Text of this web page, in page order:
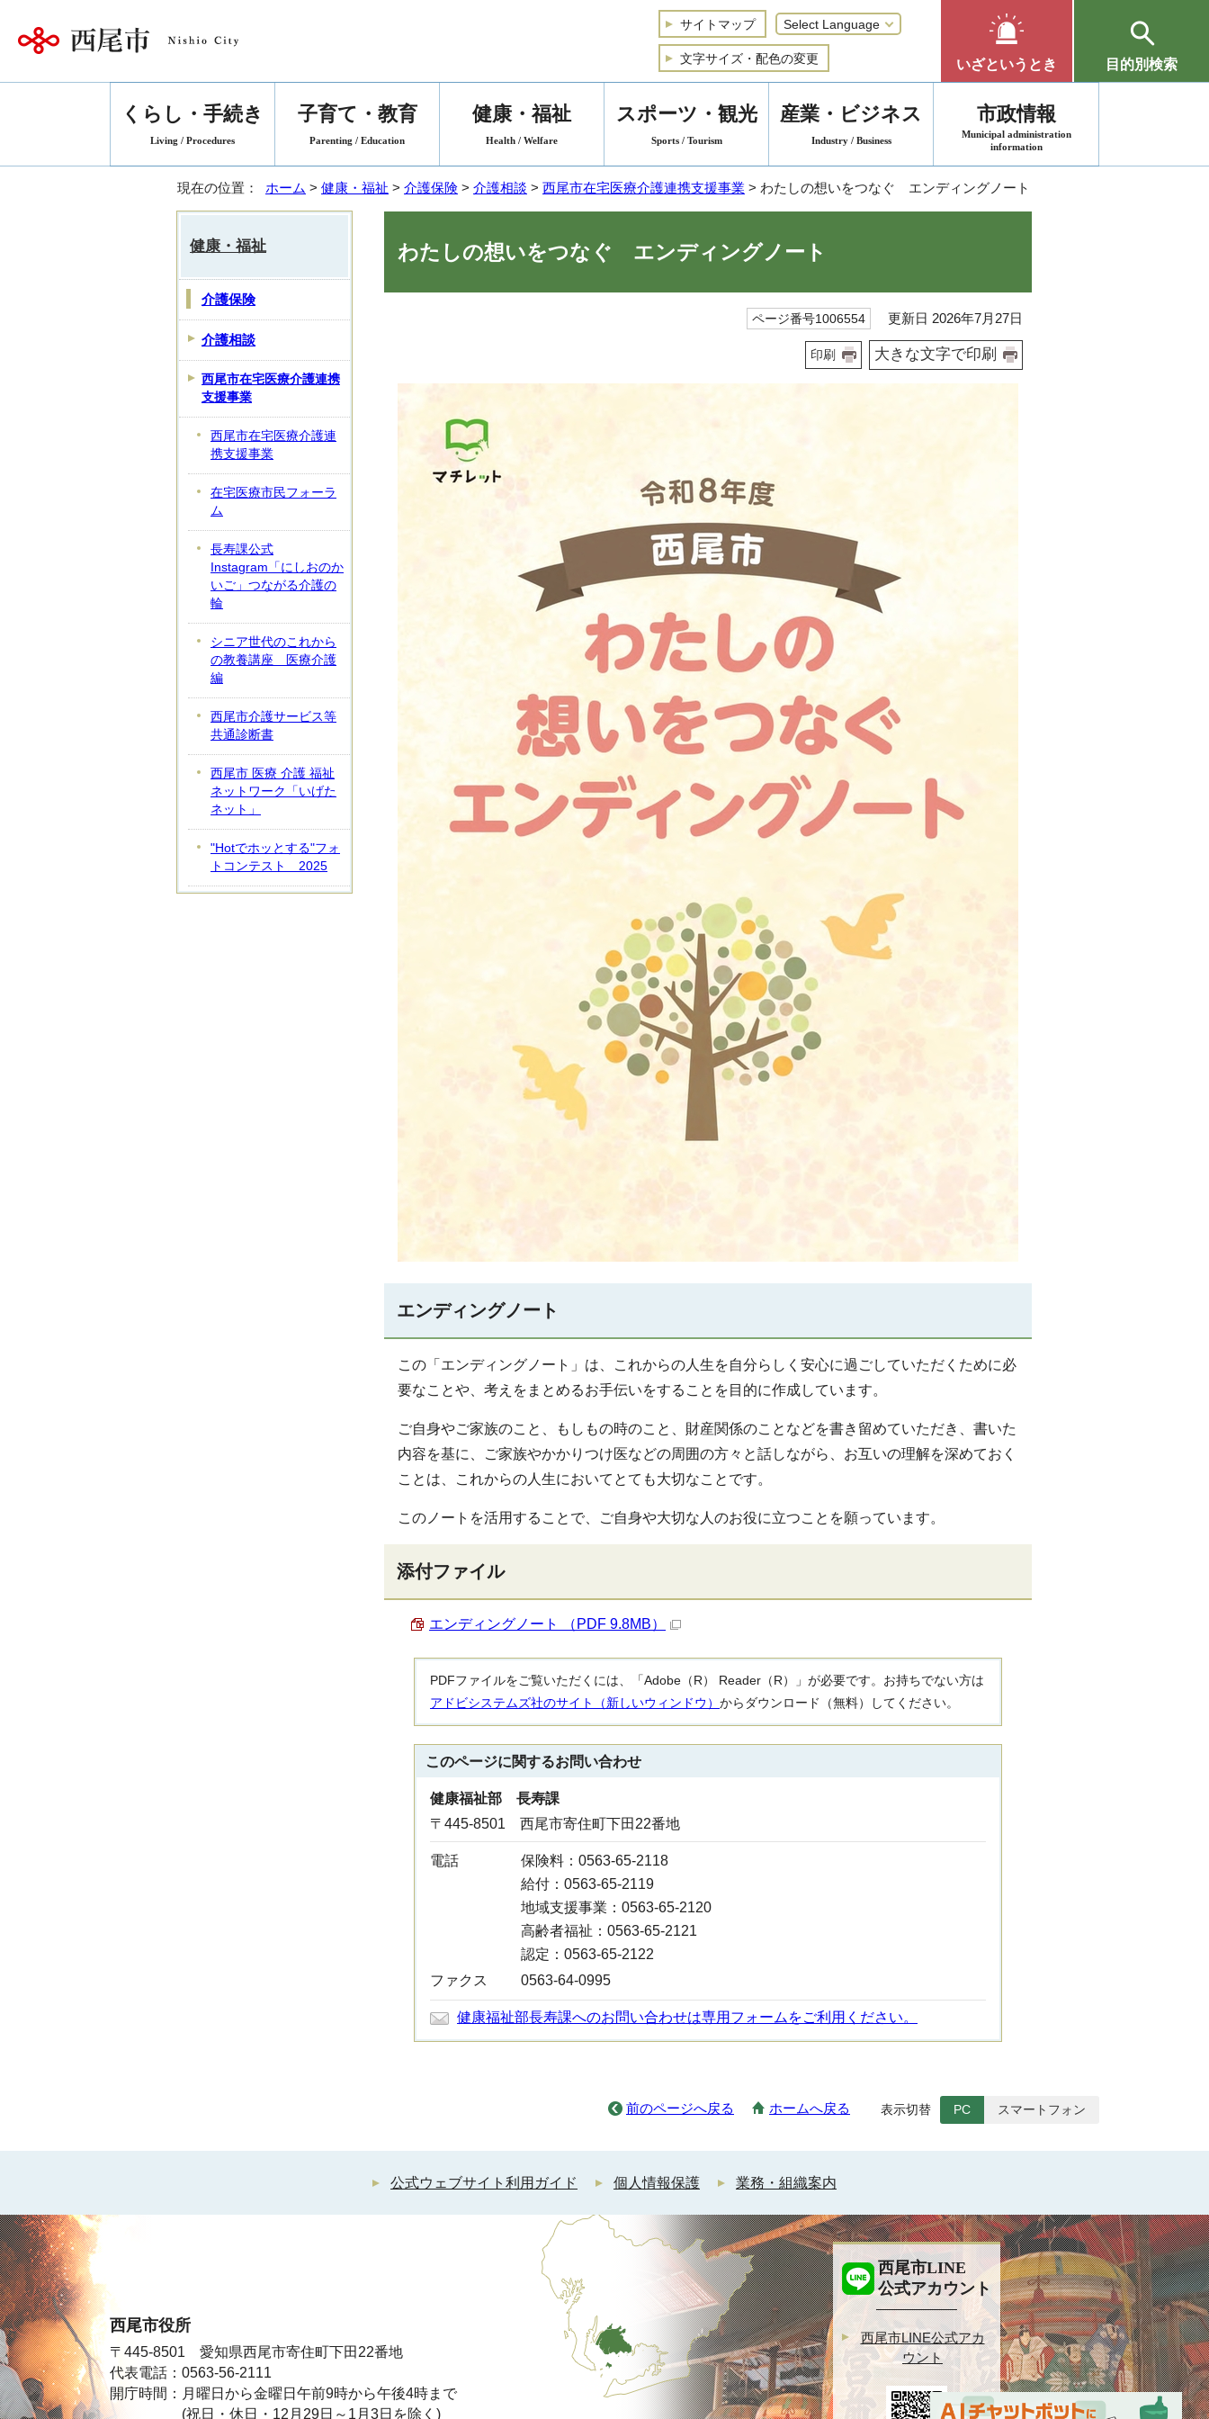
サイトマップ
文字サイズ・配色の変更 いざというとき 目的別検索
くらし・手続き
Living / Procedures
子育て・教育
Parenting / Education
健康・福祉
Health / Welfare
スポーツ・観光
Sports / Tourism
産業・ビジネス
Industry / Business
市政情報
Municipal administration
information
現在の位置： ホーム > 健康・福祉 > 介護保険 > 介護相談 > 西尾市在宅医療介護連携支援事業 > わたしの想いをつなぐ エンディングノート
わたしの想いをつなぐ エンディングノート
ページ番号1006554 更新日 2026年7月27日
印刷 大きな文字で印刷
エンディングノート
この「エンディングノート」は、これからの人生を自分らしく安心に過ごしていただくために必
要なことや、考えをまとめるお手伝いをすることを目的に作成しています。
ご自身やご家族のこと、もしもの時のこと、財産関係のことなどを書き留めていただき、書いた
内容を基に、ご家族やかかりつけ医などの周囲の方々と話しながら、お互いの理解を深めておく
ことは、これからの人生においてとても大切なことです。
このノートを活用することで、ご自身や大切な人のお役に立つことを願っています。
添付ファイル
エンディングノート （PDF 9.8MB）
PDFファイルをご覧いただくには、「Adobe（R） Reader（R）」が必要です。お持ちでない方は
アドビシステムズ社のサイト（新しいウィンドウ） からダウンロード（無料）してください。
このページに関するお問い合わせ
健康福祉部 長寿課
〒445-8501 西尾市寄住町下田22番地
電話
保険料：0563-65-2118
給付：0563-65-2119
地域支援事業：0563-65-2120
高齢者福祉：0563-65-2121
認定：0563-65-2122
ファクス
0563-64-0995
健康福祉部長寿課へのお問い合わせは専用フォームをご利用ください。
健康・福祉
介護保険
介護相談
西尾市在宅医療介護連携
支援事業
西尾市在宅医療介護連
携支援事業
在宅医療市民フォーラ
ム
長寿課公式
Instagram「にしおのか
いご」つながる介護の
輪
シニア世代のこれから
の教養講座 医療介護
編
西尾市介護サービス等
共通診断書
西尾市 医療 介護 福祉
ネットワーク「いげた
ネット」
"Hotでホッとする"フォ
トコンテスト 2025
前のページへ戻る ホームへ戻る 表示切替 PC スマートフォン
公式ウェブサイト利用ガイド 個人情報保護 業務・組織案内
西尾市役所
〒445-8501 愛知県西尾市寄住町下田22番地
代表電話：0563-56-2111
開庁時間：月曜日から金曜日午前9時から午後4時まで
(祝日・休日・12月29日～1月3日を除く)
西尾市LINE
公式アカウント
西尾市LINE公式アカ
ウント